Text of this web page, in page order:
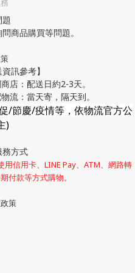
題
商品購買等問題。
資訊參考】
店：配送日約2-3天。
流：當天寄，隔天到。
/節慶/疫情等，依物流官方公
)
務方式
用信用卡、LINE Pay、ATM、網路轉
付款等方式購物。
策